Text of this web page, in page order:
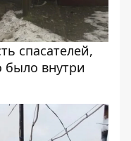
спасателей,
было внутри